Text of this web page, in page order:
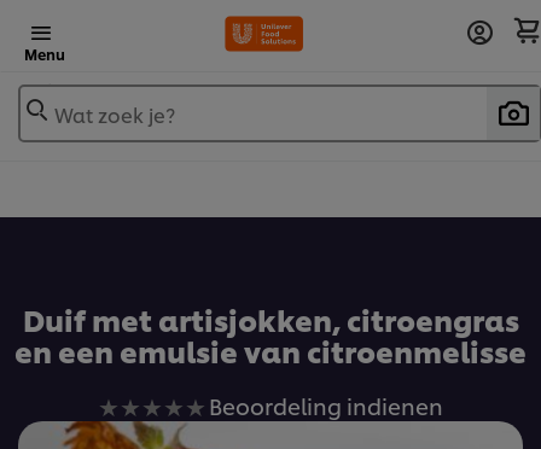
Menu
Wat zoek je?
Duif met artisjokken, citroengras
en een emulsie van citroenmelisse
Geen
Beoordeling indienen